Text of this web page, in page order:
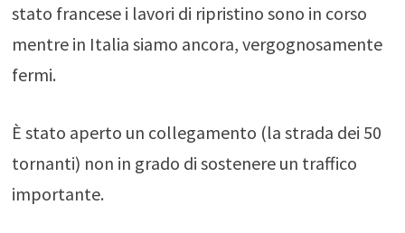
stato francese i lavori di ripristino sono in corso
mentre in Italia siamo ancora, vergognosamente
fermi.
È stato aperto un collegamento (la strada dei 50
tornanti) non in grado di sostenere un traffico
importante.